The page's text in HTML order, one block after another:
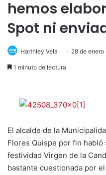
hemos
Spot ni
Harthley Vela 28 de enero
1 minuto de lectura
El alcalde de la
Flores Quispe por fin
festividad Virgen de la
bastante cuestionada por